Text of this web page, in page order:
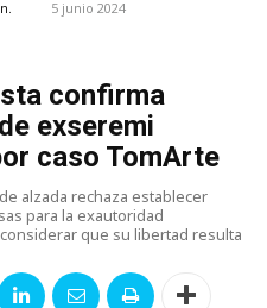
5 junio 2024
confirma
exseremi
caso TomArte
alzada rechaza establecer
para la exautoridad
que su libertad resulta